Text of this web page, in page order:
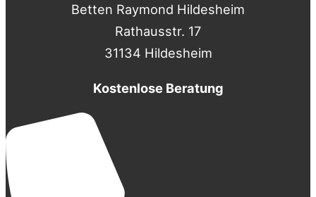
Betten Raymond Hildesheim
Rathausstr. 17
31134 Hildesheim
Kostenlose Beratung